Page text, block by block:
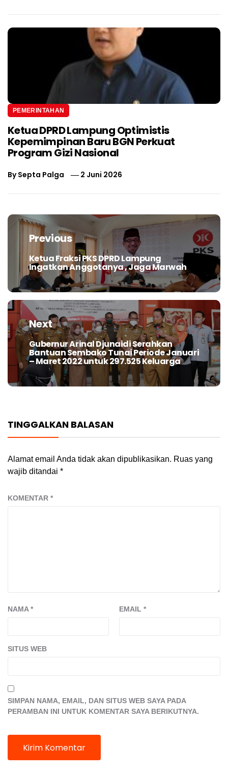
PEMERINTAHAN
Ketua DPRD Lampung Optimistis
Kepemimpinan Baru BGN Perkuat
Program Gizi Nasional
BySepta Palga 2 Juni 2026
Navigasi
posPrevious
Previous
post:
Ketua Fraksi PKS DPRD Lampung
Ingatkan Anggotanya , Jaga Marwah
Next
Next
post:
Gubernur Arinal Djunaidi Serahkan
Bantuan Sembako Tunai Periode Januari
– Maret 2022 untuk 297.525 Keluarga
TINGGALKAN BALASAN
Alamat email Anda tidak akan dipublikasikan. Ruas yang
wajib ditandai *
KOMENTAR *
NAMA* EMAIL *
SITUS WEB
SIMPAN NAMA, EMAIL, DAN SITUS WEB SAYA PADA
PERAMBAN INI UNTUK KOMENTAR SAYA BERIKUTNYA.